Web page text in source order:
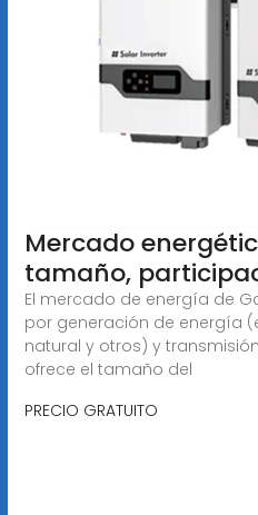
Mercado
tamaño,
El mercado de energía de
por generación de energía
natural y otros) y
ofrece el tamaño del
PRECIO GRATUITO